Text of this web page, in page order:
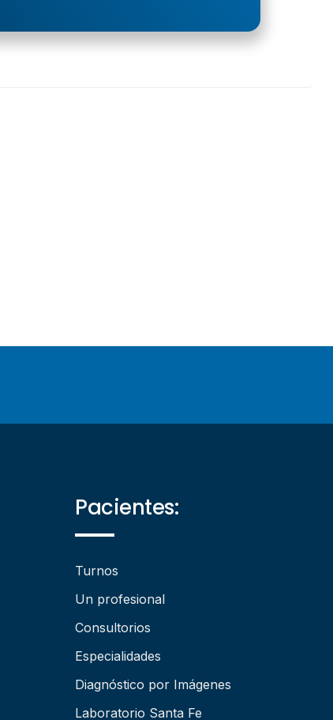
Pacientes:
Turnos
Un profesional
Consultorios
Especialidades
Diagnóstico por Imágenes
Laboratorio Santa Fe